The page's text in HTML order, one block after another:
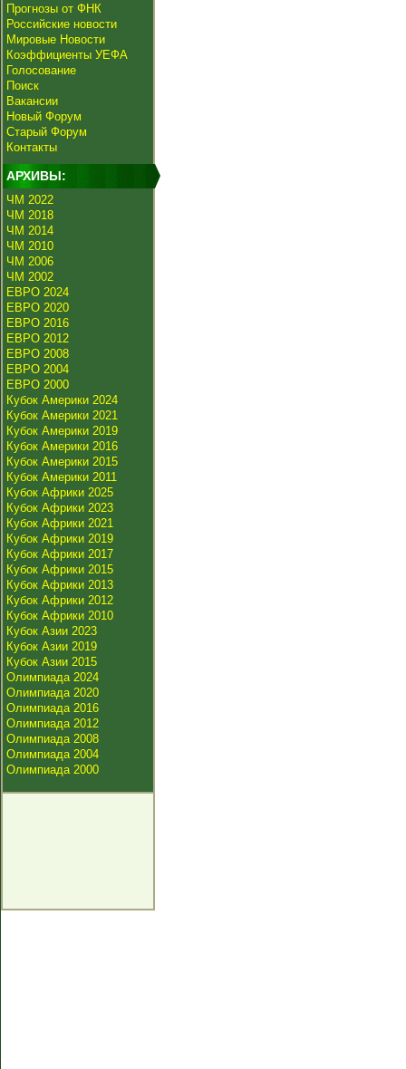
Прогнозы от ФНК
Российские новости
Мировые Новости
Коэффициенты УЕФА
Голосование
Поиск
Вакансии
Новый Форум
Старый Форум
Контакты
АРХИВЫ:
ЧМ 2022
ЧМ 2018
ЧМ 2014
ЧМ 2010
ЧМ 2006
ЧМ 2002
ЕВРО 2024
ЕВРО 2020
ЕВРО 2016
ЕВРО 2012
ЕВРО 2008
ЕВРО 2004
ЕВРО 2000
Кубок Америки 2024
Кубок Америки 2021
Кубок Америки 2019
Кубок Америки 2016
Кубок Америки 2015
Кубок Америки 2011
Кубок Африки 2025
Кубок Африки 2023
Кубок Африки 2021
Кубок Африки 2019
Кубок Африки 2017
Кубок Африки 2015
Кубок Африки 2013
Кубок Африки 2012
Кубок Африки 2010
Кубок Азии 2023
Кубок Азии 2019
Кубок Азии 2015
Олимпиада 2024
Олимпиада 2020
Олимпиада 2016
Олимпиада 2012
Олимпиада 2008
Олимпиада 2004
Олимпиада 2000